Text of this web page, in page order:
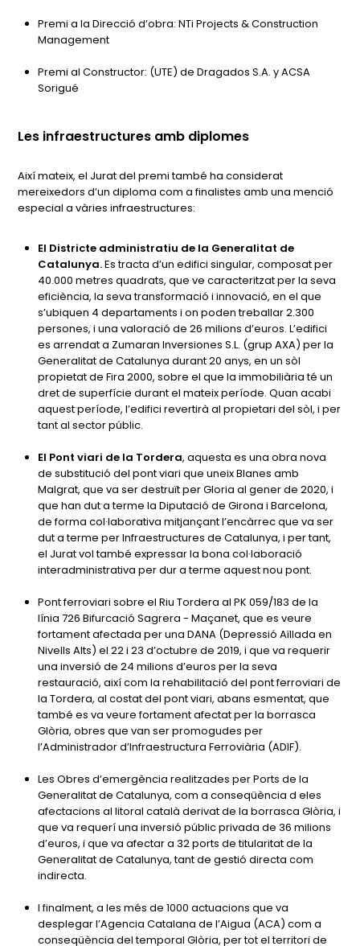
Premi a la Direcció d’obra: NTi Projects & Construction
Management
Premi al Constructor: (UTE) de Dragados S.A. y ACSA
Sorigué
Les infraestructures amb diplomes
Així mateix, el Jurat del premi també ha considerat
mereixedors d’un diploma com a finalistes amb una menció
especial a vàries infraestructures:
El Districte administratiu de la Generalitat de
Catalunya.Es tracta d’un edifici singular, composat per
40.000 metres quadrats, que ve caracteritzat per la seva
eficiència, la seva transformació i innovació, en el que
s’ubiquen 4 departaments i on poden treballar 2.300
persones, i una valoració de 26 milions d’euros. L’edifici
es arrendat a Zumaran Inversiones S.L. (grup AXA) per la
Generalitat de Catalunya durant 20 anys, en un sòl
propietat de Fira 2000, sobre el que la immobiliària té un
dret de superfície durant el mateix període. Quan acabi
aquest període, l’edifici revertirà al propietari del sòl, i per
tant al sector públic.
El Pont viari de la Tordera, aquesta es una obra nova
de substitució del pont viari que uneix Blanes amb
Malgrat, que va ser destruït per Gloria al gener de 2020, i
que han dut a terme la Diputació de Girona i Barcelona,
de forma col·laborativa mitjançant l’encàrrec que va ser
dut a terme per Infraestructures de Catalunya, i per tant,
el Jurat vol també expressar la bona col·laboració
interadministrativa per dur a terme aquest nou pont.
Pont ferroviari sobre el Riu Tordera al PK 059/183 de la
línia 726 Bifurcació Sagrera - Maçanet, que es veure
fortament afectada per una DANA (Depressió Aïllada en
Nivells Alts) el 22 i 23 d’octubre de 2019, i que va requerir
una inversió de 24 milions d’euros per la seva
restauració, així com la rehabilitació del pont ferroviari de
la Tordera, al costat del pont viari, abans esmentat, que
també es va veure fortament afectat per la borrasca
Glòria, obres que van ser promogudes per
l’Administrador d’Infraestructura Ferroviària (ADIF).
Les Obres d’emergència realitzades per Ports de la
Generalitat de Catalunya, com a conseqüència d eles
afectacions al litoral català derivat de la borrasca Glòria, i
que va requerí una inversió públic privada de 36 milions
d’euros, i que va afectar a 32 ports de titularitat de la
Generalitat de Catalunya, tant de gestió directa com
indirecta.
I finalment, a les més de 1000 actuacions que va
desplegar l’Agencia Catalana de l’Aigua (ACA) com a
conseqüència del temporal Glòria, per tot el territori de